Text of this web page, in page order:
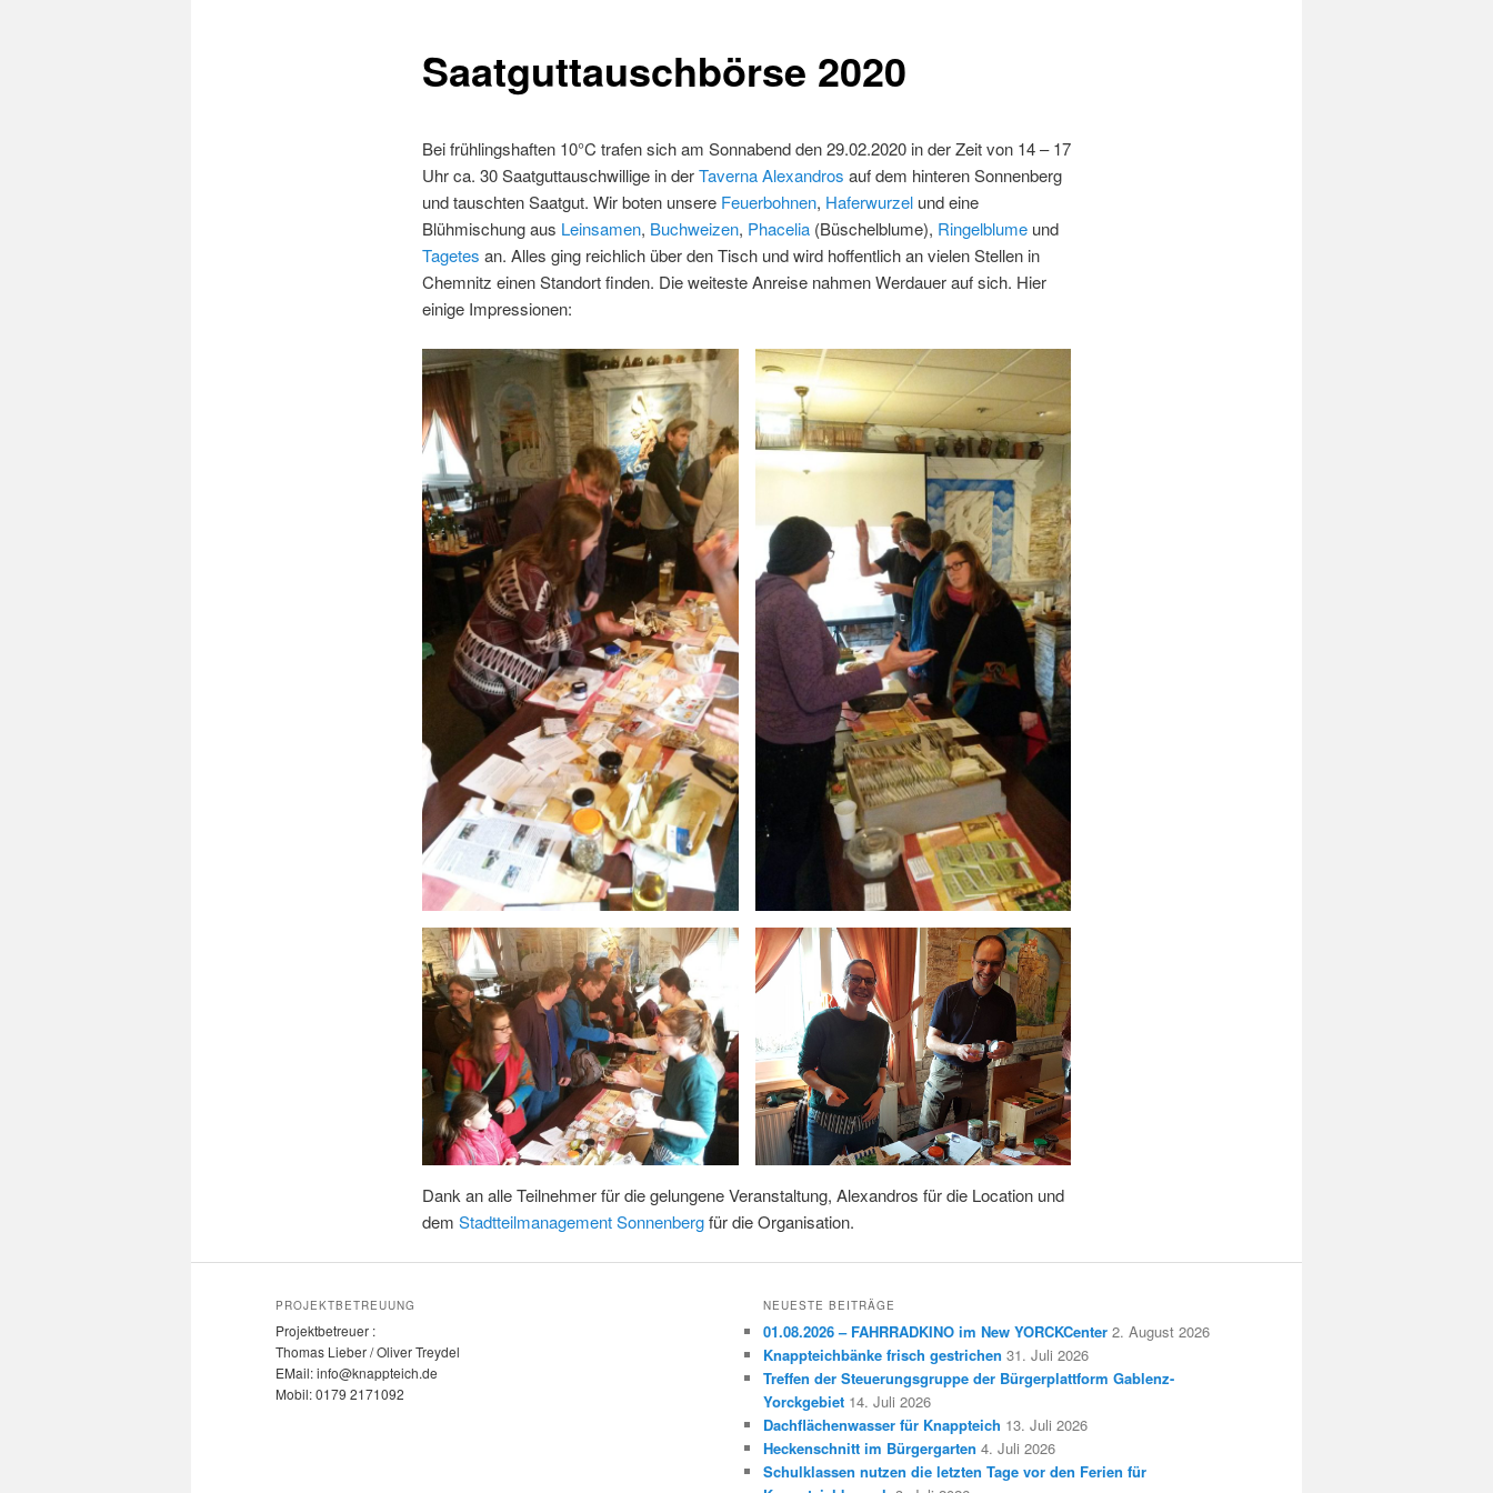
Saatguttauschbörse 2020
Bei frühlingshaften 10°C trafen sich am Sonnabend den 29.02.2020 in der Zeit von 14 – 17
Uhr ca. 30 Saatguttauschwillige in derTaverna Alexandros auf dem hinteren Sonnenberg
und tauschten Saatgut. Wir boten unsere Feuerbohnen, Haferwurzelund eine
Blühmischung aus Leinsamen, Buchweizen, Phacelia(Büschelblume), Ringelblumeund
Tagetes an. Alles ging reichlich über den Tisch und wird hoffentlich an vielen Stellen in
Chemnitz einen Standort finden. Die weiteste Anreise nahmen Werdauer auf sich. Hier
einige Impressionen:
Dank an alle Teilnehmer für die gelungene Veranstaltung, Alexandros für die Location und
dem Stadtteilmanagement Sonnenbergfür die Organisation.
PROJEKTBETREUUNG
Projektbetreuer :
Thomas Lieber / Oliver Treydel
EMail: info@knappteich.de
Mobil: 0179 2171092
NEUESTE BEITRÄGE
01.08.2026 – FAHRRADKINO im New YORCKCenter 2. August 2026
Knappteichbänke frisch gestrichen 31. Juli 2026
Treffen der Steuerungsgruppe der Bürgerplattform Gablenz-
Yorckgebiet 14. Juli 2026
Dachflächenwasser für Knappteich 13. Juli 2026
Heckenschnitt im Bürgergarten 4. Juli 2026
Schulklassen nutzen die letzten Tage vor den Ferien für